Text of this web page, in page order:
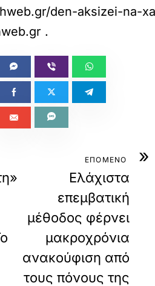
den-aksizei-na-
.
»
ΕΠΟΜΕΝΟ
Ελάχιστα
επεμβατική
μέθοδος φέρνει
μακροχρόνια
ανακούφιση από
τους πόνους της